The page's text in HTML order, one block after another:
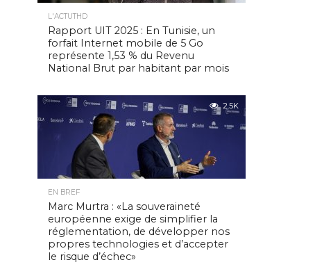
L'ACTUTHD
Rapport UIT 2025 : En Tunisie, un
forfait Internet mobile de 5 Go
représente 1,53 % du Revenu
National Brut par habitant par mois
2.5K
EN BREF
Marc Murtra : «La souveraineté
européenne exige de simplifier la
réglementation, de développer nos
propres technologies et d’accepter
le risque d’échec»